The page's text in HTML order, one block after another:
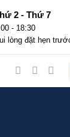
2 - Thứ 7
- 18:30
lòng đặt hẹn